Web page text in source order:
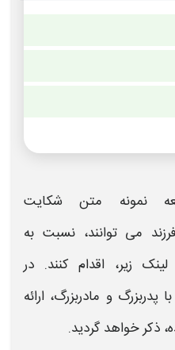
نمونه متن شکایت
فرزند می توانند، نسبت به
زیر، اقدام کنند. در
پدربزرگ و مادربزرگ، ارائه
ذکر خواهد گردید.